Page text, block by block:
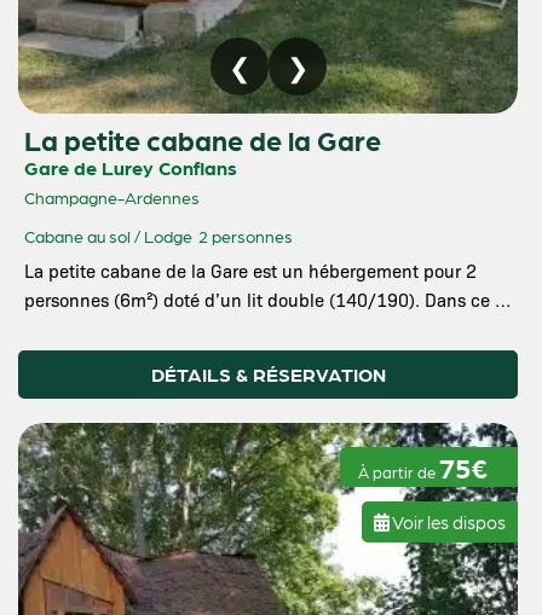
La petite cabane de la Gare
Gare de Lurey Conflans
Champagne-Ardennes
Cabane au sol / Lodge 2 personnes
La petite cabane de la Gare est un hébergement pour 2
personnes (6m²) doté d’un lit double (140/190). Dans ce …
DÉTAILS & RÉSERVATION
À partir de75€
Voir les dispos